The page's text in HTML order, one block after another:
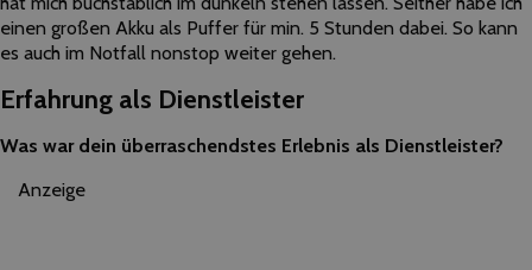
einen großen Akku als Puffer für min. 5 Stunden dabei. So kann
es auch im Notfall nonstop weiter gehen.
Erfahrung als Dienstleister
Was war dein überraschendstes Erlebnis als Dienstleister?
Anzeige